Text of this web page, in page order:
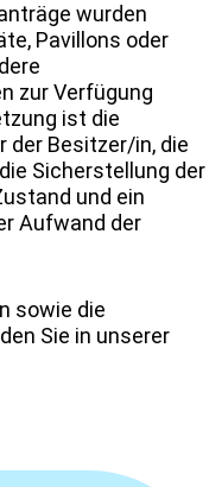
wurden
Pavillons oder
zur Verfügung
ist die
der Besitzer/in, die
Sicherstellung der
und ein
Aufwand der
sowie die
Sie in unserer